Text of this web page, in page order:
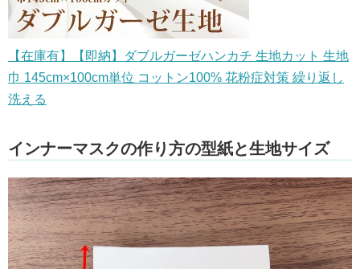
【在庫有】【即納】ダブルガーゼハンカチ 生地カット 生地
巾 145cm×100cm単位 コットン100% 花粉症対策 繰り返し
洗える
インナーマスクの作り方の型紙と生地サイズ